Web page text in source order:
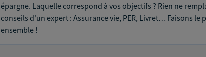
épargne. Laquelle correspond à vos objectifs ? Rien ne
conseils d'un expert : Assurance vie, PER, Livret… Faisons le
ensemble !